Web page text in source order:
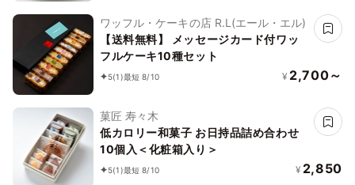
ワッフル・ケーキの店 R.L(エール・エル)
【送料無料】 メッセージカード付ワッ
フルケーキ10種セット
5(1)最短 8/10 ¥ 2,700～
菓匠 寿々木
低カロリー和菓子 お日持品詰め合わせ
10個入＜化粧箱入り＞
5(1)最短 8/10 ¥ 2,850